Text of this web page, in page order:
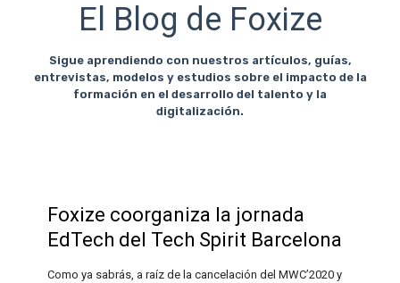
El Blog de Foxize
Sigue aprendiendo con nuestros artículos, guías,
entrevistas, modelos y estudios sobre el impacto de la
formación en el desarrollo del talento y la
digitalización.
Foxize coorganiza la jornada
EdTech del Tech Spirit Barcelona
Como ya sabrás, a raíz de la cancelación del MWC’2020 y